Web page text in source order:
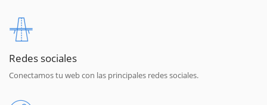
Redes sociales
Conectamos tu web con las principales redes sociales.